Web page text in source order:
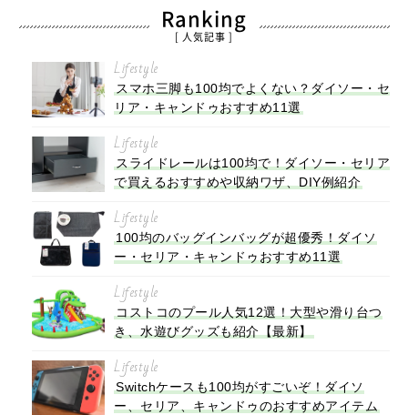
Ranking
[ 人気記事 ]
Lifestyle
スマホ三脚も100均でよくない？ダイソー・セ
リア・キャンドゥおすすめ11選
Lifestyle
スライドレールは100均で！ダイソー・セリア
で買えるおすすめや収納ワザ、DIY例紹介
Lifestyle
100均のバッグインバッグが超優秀！ダイソ
ー・セリア・キャンドゥおすすめ11選
Lifestyle
コストコのプール人気12選！大型や滑り台つ
き、水遊びグッズも紹介【最新】
Lifestyle
Switchケースも100均がすごいぞ！ダイソ
ー、セリア、キャンドゥのおすすめアイテム